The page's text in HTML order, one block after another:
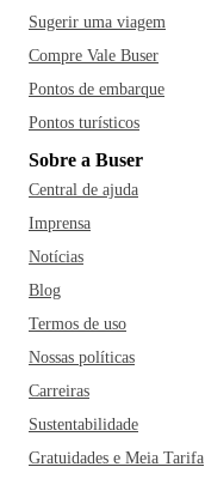
Sugerir uma viagem
Compre Vale Buser
Pontos de embarque
Pontos turísticos
Sobre a Buser
Central de ajuda
Imprensa
Notícias
Blog
Termos de uso
Nossas políticas
Carreiras
Sustentabilidade
Gratuidades e Meia Tarifa